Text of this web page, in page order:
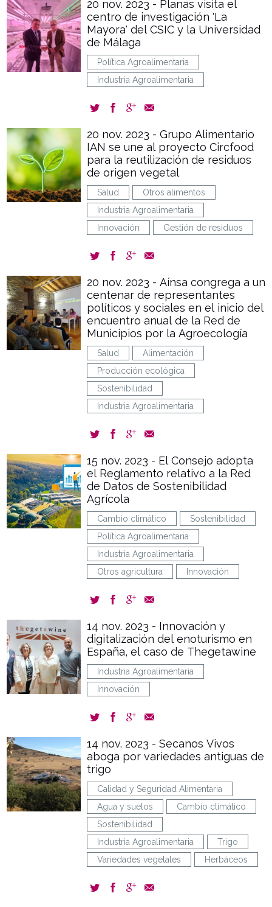
20 nov. 2023 - Planas visita el
centro de investigación 'La
Mayora' del CSIC y la Universidad
de Málaga
Política Agroalimentaria
Industria Agroalimentaria
20 nov. 2023 - Grupo Alimentario
IAN se une al proyecto Circfood
para la reutilización de residuos
de origen vegetal
Salud
Otros alimentos
Industria Agroalimentaria
Innovación
Gestión de residuos
20 nov. 2023 - Aínsa congrega a un
centenar de representantes
políticos y sociales en el inicio del
encuentro anual de la Red de
Municipios por la Agroecología
Salud
Alimentación
Producción ecológica
Sostenibilidad
Industria Agroalimentaria
15 nov. 2023 - El Consejo adopta
el Reglamento relativo a la Red
de Datos de Sostenibilidad
Agrícola
Cambio climático
Sostenibilidad
Política Agroalimentaria
Industria Agroalimentaria
Otros agricultura
Innovación
14 nov. 2023 - Innovación y
digitalización del enoturismo en
España, el caso de Thegetawine
Industria Agroalimentaria
Innovación
14 nov. 2023 - Secanos Vivos
aboga por variedades antiguas de
trigo
Calidad y Seguridad Alimentaria
Agua y suelos
Cambio climático
Sostenibilidad
Industria Agroalimentaria
Trigo
Variedades vegetales
Herbáceos